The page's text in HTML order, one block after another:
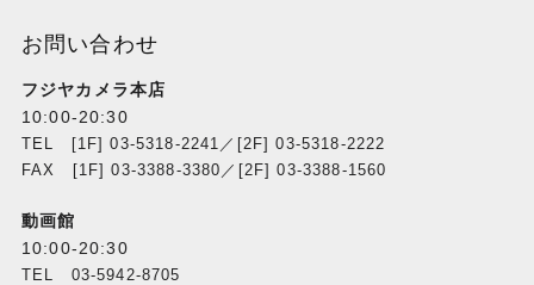
お問い合わせ
フジヤカメラ本店
10:00-20:30
TEL [1F] 03-5318-2241／[2F] 03-5318-2222
FAX [1F] 03-3388-3380／[2F] 03-3388-1560
動画館
10:00-20:30
TEL 03-5942-8705